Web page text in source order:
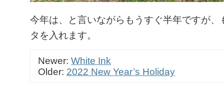
今年は、と言いながらもうすぐ半年ですが、
タを入れます。
Newer: White Ink
Older: 2022 New Year’s Holiday